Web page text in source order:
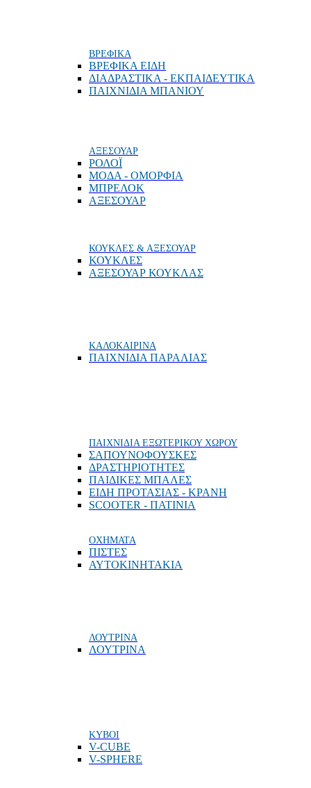
ΒΡΕΦΙΚΑ
ΒΡΕΦΙΚΑ ΕΙΔΗ
ΔΙΑΔΡΑΣΤΙΚΑ - ΕΚΠΑΙΔΕΥΤΙΚΑ
ΠΑΙΧΝΙΔΙΑ ΜΠΑΝΙΟΥ
ΑΞΕΣΟΥΑΡ
ΡΟΛΟΪ
ΜΟΔΑ - ΟΜΟΡΦΙΑ
ΜΠΡΕΛΟΚ
ΑΞΕΣΟΥΑΡ
ΚΟΥΚΛΕΣ & ΑΞΕΣΟΥΑΡ
ΚΟΥΚΛΕΣ
ΑΞΕΣΟΥΑΡ ΚΟΥΚΛΑΣ
ΚΑΛΟΚΑΙΡΙΝΑ
ΠΑΙΧΝΙΔΙΑ ΠΑΡΑΛΙΑΣ
ΠΑΙΧΝΙΔΙΑ ΕΞΩΤΕΡΙΚΟΥ ΧΩΡΟΥ
ΣΑΠΟΥΝΟΦΟΥΣΚΕΣ
ΔΡΑΣΤΗΡΙΟΤΗΤΕΣ
ΠΑΙΔΙΚΕΣ ΜΠΑΛΕΣ
ΕΙΔΗ ΠΡΟΤΑΣΙΑΣ - ΚΡΑΝΗ
SCOOTER - ΠΑΤΙΝΙΑ
ΟΧΗΜΑΤΑ
ΠΙΣΤΕΣ
ΑΥΤΟΚΙΝΗΤΑΚΙΑ
ΛΟΥΤΡΙΝΑ
ΛΟΥΤΡΙΝΑ
ΚΥΒΟΙ
V-CUBE
V-SPHERE